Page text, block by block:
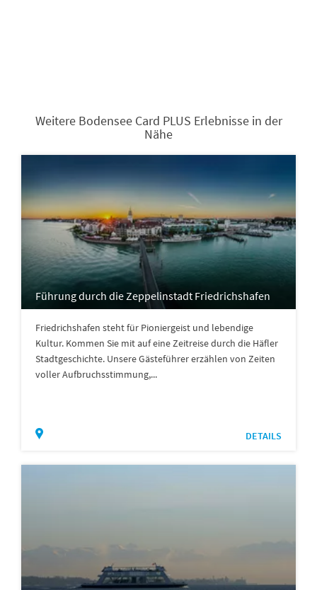
Weitere Bodensee Card PLUS Erlebnisse in der
Nähe
Führung durch die Zeppelinstadt Friedrichshafen
Friedrichshafen steht für Pioniergeist und lebendige
Kultur. Kommen Sie mit auf eine Zeitreise durch die Häfler
Stadtgeschichte. Unsere Gästeführer erzählen von Zeiten
voller Aufbruchsstimmung,...
DETAILS